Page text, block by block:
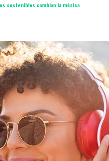
sostenibles cambian la música